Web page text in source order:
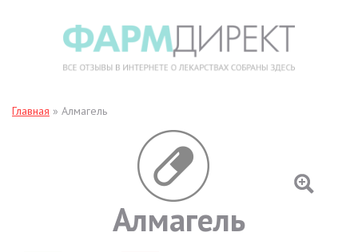
Главная » Алмагель
Алмагель